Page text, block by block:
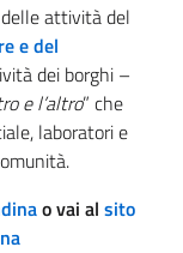
delle attività del
e del
dei borghi –
e l’altro” che
laboratori e
o vai al sito